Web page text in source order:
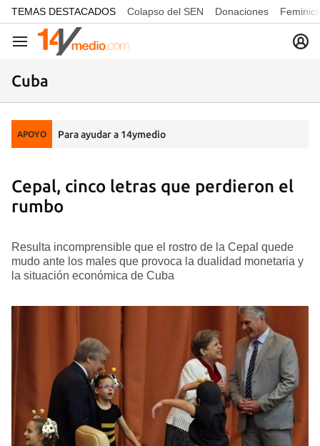
common.go-to-content
TEMAS DESTACADOS Colapso del SEN Donaciones
Navegación
Cuba
APOYO Para ayudar a 14ymedio
Cepal, cinco letras que perdieron el
rumbo
Resulta incomprensible que el rostro de la Cepal quede
mudo ante los males que provoca la dualidad monetaria y
la situación económica de Cuba